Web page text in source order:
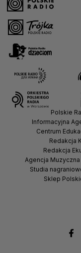
Polskie
Informacyjna
Centrum
Redakcja
Redakcja
Agencja
Studia
Sklep